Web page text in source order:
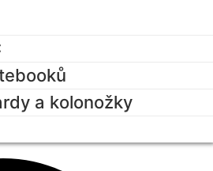
a kolonožky